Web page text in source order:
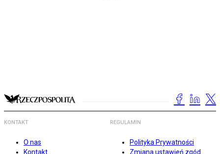
KONTAKT
O nas
Kontakt
REGULAMIN
Polityka Prywatności
Zmiana ustawień zgód